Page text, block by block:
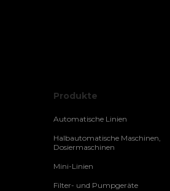
Produkte
Automatische Linien
Halbautomatische Maschinen,
Dosiermaschinen
Mini-Linien
Filter- und Pumpgeräte